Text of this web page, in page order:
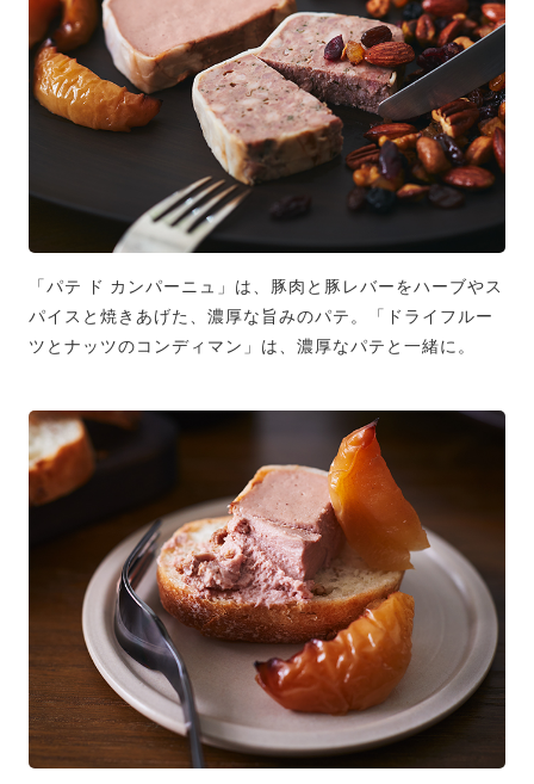
「パテ ド カンパーニュ」は、豚肉と豚レバーをハーブやス
パイスと焼きあげた、濃厚な旨みのパテ。「ドライフルー
ツとナッツのコンディマン」は、濃厚なパテと一緒に。